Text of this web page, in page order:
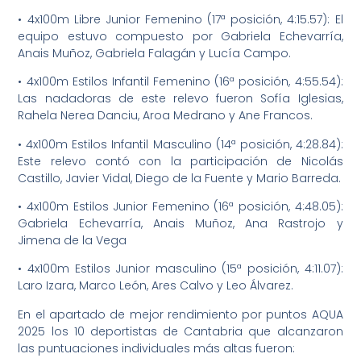
• 4x100m Libre Junior Femenino (17ª posición, 4:15.57): El
equipo estuvo compuesto por Gabriela Echevarría,
Anais Muñoz, Gabriela Falagán y Lucía Campo.
• 4x100m Estilos Infantil Femenino (16ª posición, 4:55.54):
Las nadadoras de este relevo fueron Sofía Iglesias,
Rahela Nerea Danciu, Aroa Medrano y Ane Francos.
• 4x100m Estilos Infantil Masculino (14ª posición, 4:28.84):
Este relevo contó con la participación de Nicolás
Castillo, Javier Vidal, Diego de la Fuente y Mario Barreda.
• 4x100m Estilos Junior Femenino (16ª posición, 4:48.05):
Gabriela Echevarría, Anais Muñoz, Ana Rastrojo y
Jimena de la Vega
• 4x100m Estilos Junior masculino (15ª posición, 4:11.07):
Laro Izara, Marco León, Ares Calvo y Leo Álvarez.
En el apartado de mejor rendimiento por puntos AQUA
2025 los 10 deportistas de Cantabria que alcanzaron
las puntuaciones individuales más altas fueron: